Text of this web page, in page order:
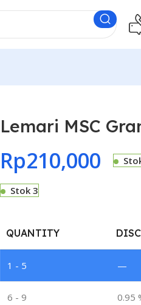
Lemari MSC
Rp210,000
Stok 3
QUANTITY
1 - 5 —
6 - 9 0.95